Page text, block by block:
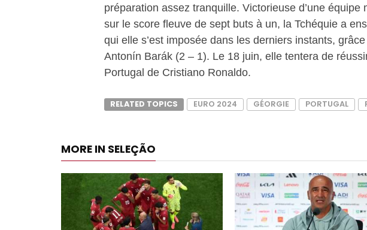
préparation assez tranquille. Victorieuse d’une
sur le score fleuve de sept buts à un, la Tchéquie a
qui elle s’est imposée dans les derniers instants,
Antonín Barák (2 – 1). Le 18 juin, elle tentera de
Portugal de Cristiano Ronaldo.
RELATED TOPICS EURO 2024 GÉORGIE PORTUGAL
MORE IN SELEÇÃO